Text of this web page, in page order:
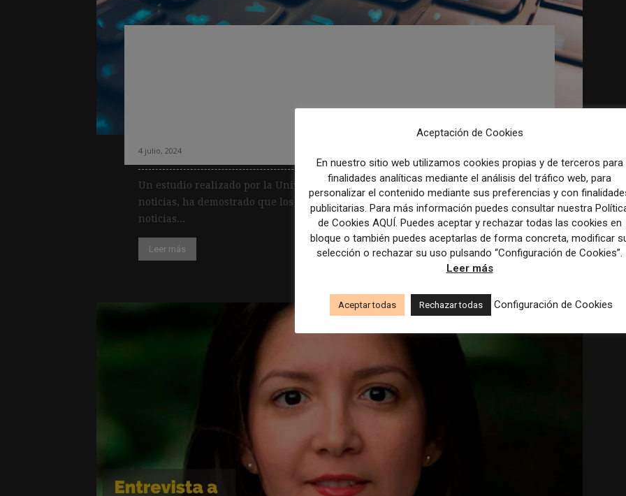
4 julio, 2024
Un estudio realizado por la Universidad de Washington, centrado en agencias de
noticias, ha demostrado que los periodistas están publicando los borradores de
noticias...
Leer más
Aceptación de Cookies
En nuestro sitio web utilizamos cookies propias y de terceros para
finalidades analíticas mediante el análisis del tráfico web, para
personalizar el contenido mediante sus preferencias y con
publicitarias. Para más información puedes consultar nuestra
de Cookies AQUÍ. Puedes aceptar y rechazar todas las cookies en
bloque o también puedes aceptarlas de forma concreta, modificar
selección o rechazar su uso pulsando “Configuración de Cookies”.
Leer más
Aceptar todas Rechazar todas Configuración de Cookies